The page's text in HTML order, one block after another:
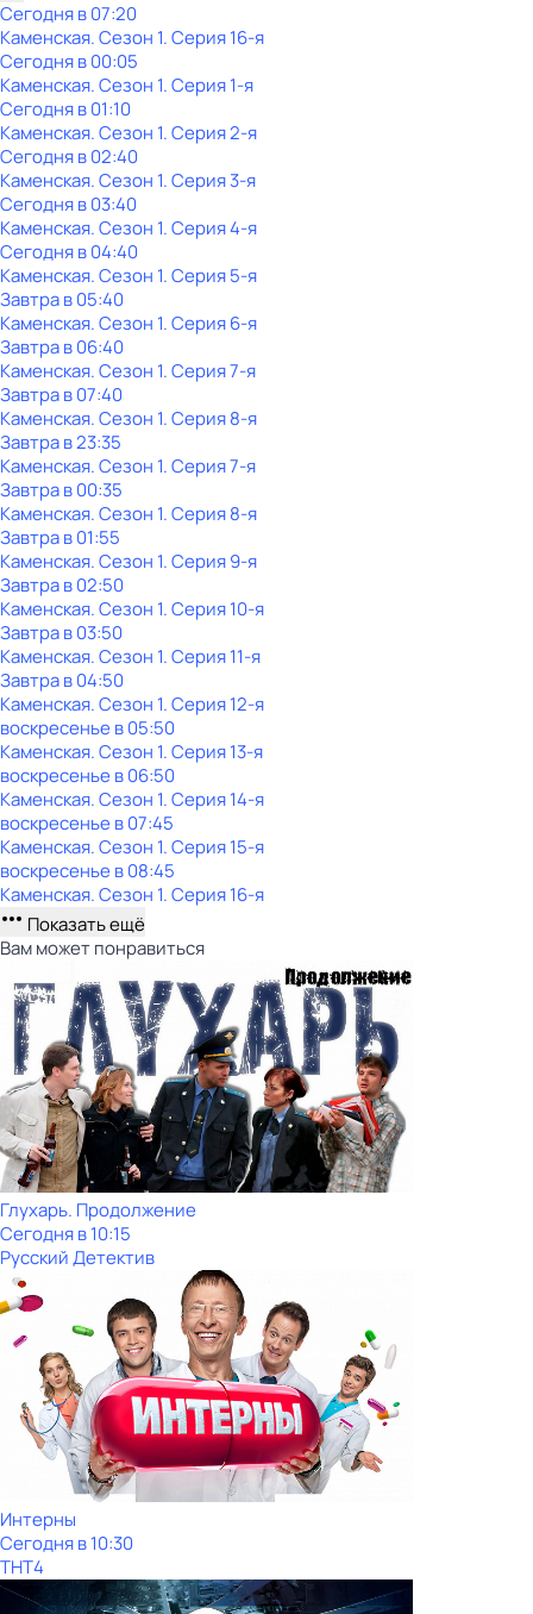
Сегодня в 07:20
Каменская. Сезон 1. Серия 16-я
Сегодня в 00:05
Каменская. Сезон 1. Серия 1-я
Сегодня в 01:10
Каменская. Сезон 1. Серия 2-я
Сегодня в 02:40
Каменская. Сезон 1. Серия 3-я
Сегодня в 03:40
Каменская. Сезон 1. Серия 4-я
Сегодня в 04:40
Каменская. Сезон 1. Серия 5-я
Завтра в 05:40
Каменская. Сезон 1. Серия 6-я
Завтра в 06:40
Каменская. Сезон 1. Серия 7-я
Завтра в 07:40
Каменская. Сезон 1. Серия 8-я
Завтра в 23:35
Каменская. Сезон 1. Серия 7-я
Завтра в 00:35
Каменская. Сезон 1. Серия 8-я
Завтра в 01:55
Каменская. Сезон 1. Серия 9-я
Завтра в 02:50
Каменская. Сезон 1. Серия 10-я
Завтра в 03:50
Каменская. Сезон 1. Серия 11-я
Завтра в 04:50
Каменская. Сезон 1. Серия 12-я
воскресенье в05:50
Каменская. Сезон 1. Серия 13-я
воскресенье в06:50
Каменская. Сезон 1. Серия 14-я
воскресенье в07:45
Каменская. Сезон 1. Серия 15-я
воскресенье в08:45
Каменская. Сезон 1. Серия 16-я
Показать ещё
Вам может понравиться
Глухарь. Продолжение
Сегодня в 10:15
Русский Детектив
Интерны
Сегодня в 10:30
ТНТ4